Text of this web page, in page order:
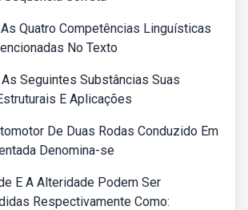
Quatro Competências Linguísticas
No Texto
Seguintes Substâncias Suas
E Aplicações
De Duas Rodas Conduzido Em
Denomina-se
E A Alteridade Podem Ser
Respectivamente Como: